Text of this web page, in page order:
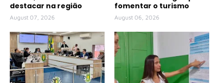
destacar na região
August 07, 2026
fomentar o turismo
August 06, 2026